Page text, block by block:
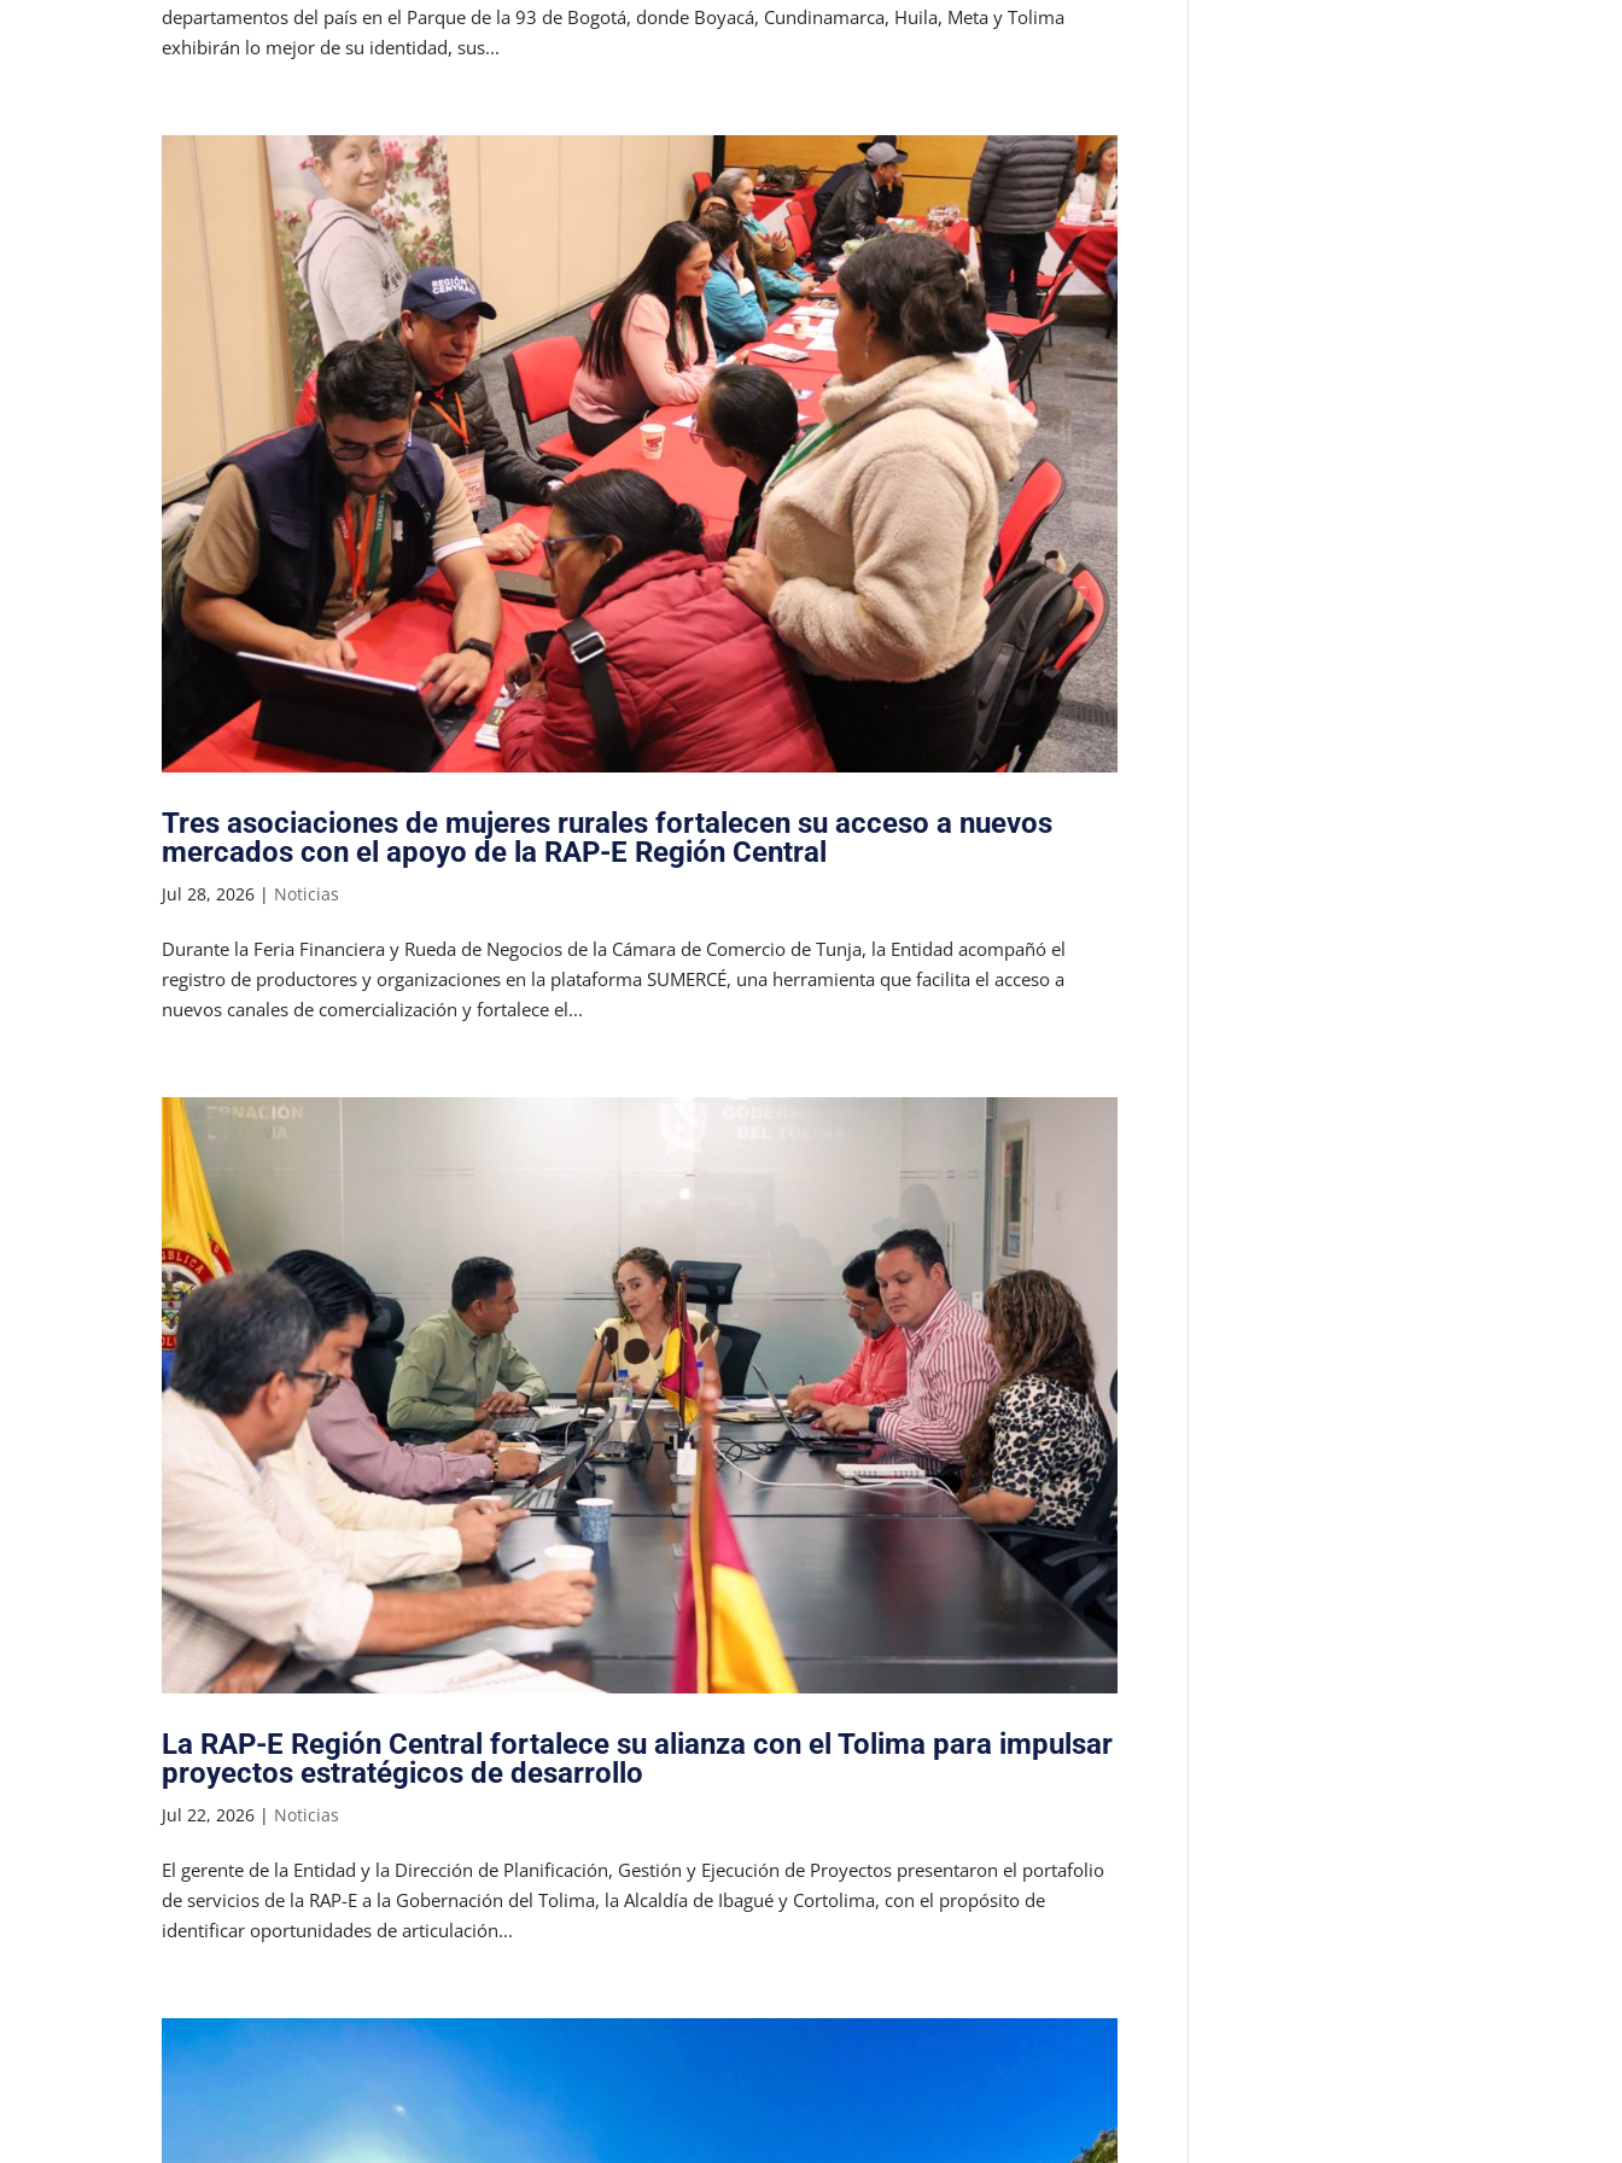
departamentos del país en el Parque de la 93 de Bogotá, donde Boyacá, Cundinamarca, Huila, Meta y Tolima
exhibirán lo mejor de su identidad, sus...
Tres asociaciones de mujeres rurales fortalecen su acceso a nuevos
mercados con el apoyo de la RAP-E Región Central
Jul 28, 2026 | Noticias
Durante la Feria Financiera y Rueda de Negocios de la Cámara de Comercio de Tunja, la Entidad acompañó el
registro de productores y organizaciones en la plataforma SUMERCÉ, una herramienta que facilita el acceso a
nuevos canales de comercialización y fortalece el...
La RAP-E Región Central fortalece su alianza con el Tolima para impulsar
proyectos estratégicos de desarrollo
Jul 22, 2026 | Noticias
El gerente de la Entidad y la Dirección de Planificación, Gestión y Ejecución de Proyectos presentaron el portafolio
de servicios de la RAP-E a la Gobernación del Tolima, la Alcaldía de Ibagué y Cortolima, con el propósito de
identificar oportunidades de articulación...